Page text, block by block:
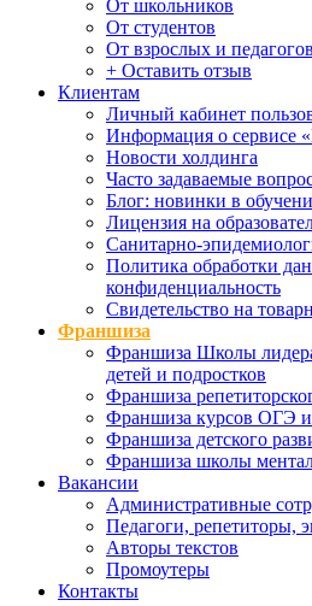
От школьников
От студентов
От взрослых и педагогов
+ Оставить отзыв
Клиентам
Личный кабинет
Информация о сервисе
Новости холдинга
Часто задаваемые
Блог: новинки в
Лицензия на
Санитарно-
Политика обработки
конфиденциальность
Свидетельство на
Франшиза
Франшиза Школы
детей и подростков
Франшиза
Франшиза курсов ОГЭ
Франшиза детского
Франшиза школы
Вакансии
Административные
Педагоги, репетиторы,
Авторы текстов
Промоутеры
Контакты